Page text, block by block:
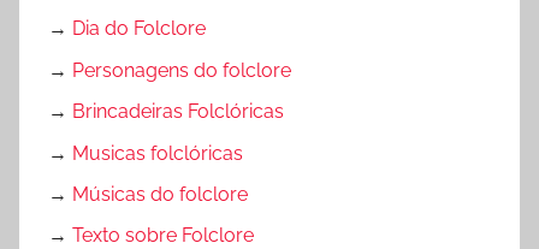
→ Dia do Folclore
→ Personagens do folclore
→ Brincadeiras Folclóricas
→ Musicas folclóricas
→ Músicas do folclore
→ Texto sobre Folclore